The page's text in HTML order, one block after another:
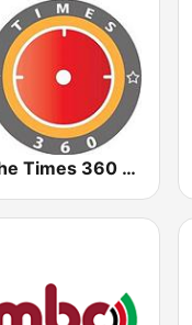
The Times 360 Malawi